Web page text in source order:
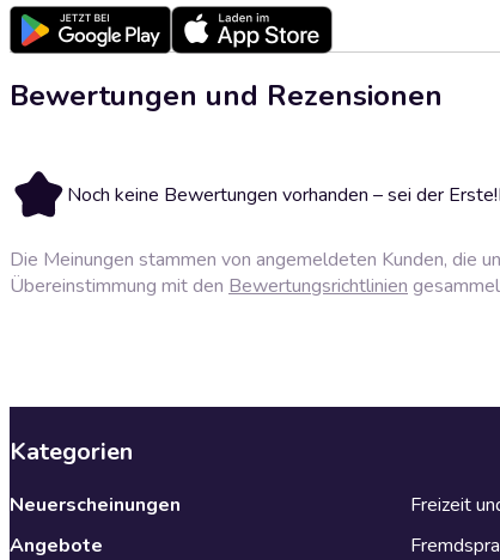
Bewertungen und Rezensionen
Noch keine Bewertungen vorhanden – sei der Erste!
Die Meinungen stammen von angemeldeten Kunden, die
Übereinstimmung mit den Bewertungsrichtlinien
Kategorien
Neuerscheinungen
Angebote
Freizeit